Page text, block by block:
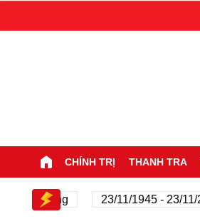
CHÍNH TRỊ THANH TRA
23/11/1945 - 23/11/2025